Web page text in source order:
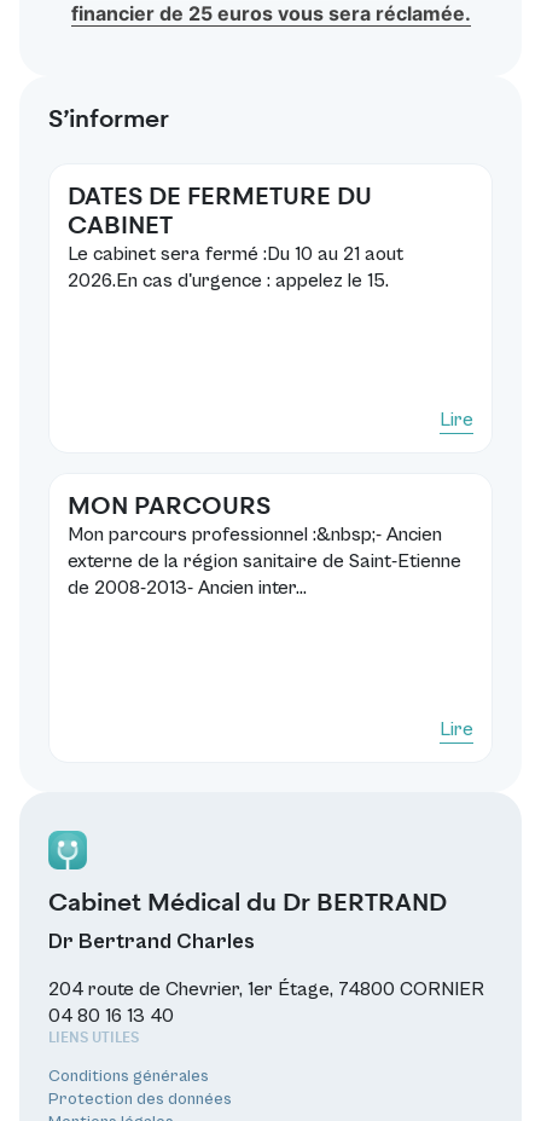
financier de 25 euros vous sera réclamée.
S’informer
DATES DE FERMETURE DU
CABINET
Le cabinet sera fermé :Du 10 au 21 aout
2026.En cas d'urgence : appelez le 15.
Lire
MON PARCOURS
Mon parcours professionnel :&nbsp;- Ancien
externe de la région sanitaire de Saint-Etienne
de 2008-2013- Ancien inter...
Lire
Cabinet Médical du Dr BERTRAND
Dr Bertrand Charles
204 route de Chevrier, 1er Étage, 74800 CORNIER
04 80 16 13 40
LIENS UTILES
Conditions générales
Protection des données